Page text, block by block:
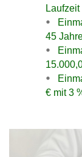
45
€ mit 3